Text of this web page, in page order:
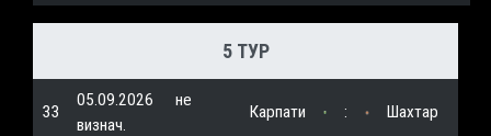
5 ТУР
33
05.09.2026
не
визнач.
Карпати : Шахтар